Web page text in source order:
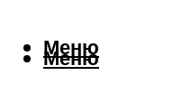
Меню
Меню